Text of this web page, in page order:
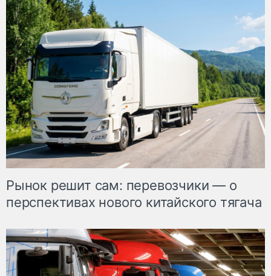
Рынок решит сам: перевозчики — о
перспективах нового китайского тягача